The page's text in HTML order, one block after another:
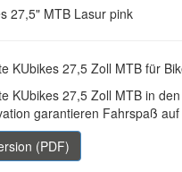
KUbikes 27,5 Zoll MTB für
KUbikes 27,5 Zoll MTB in
garantieren Fahrspaß
(PDF)